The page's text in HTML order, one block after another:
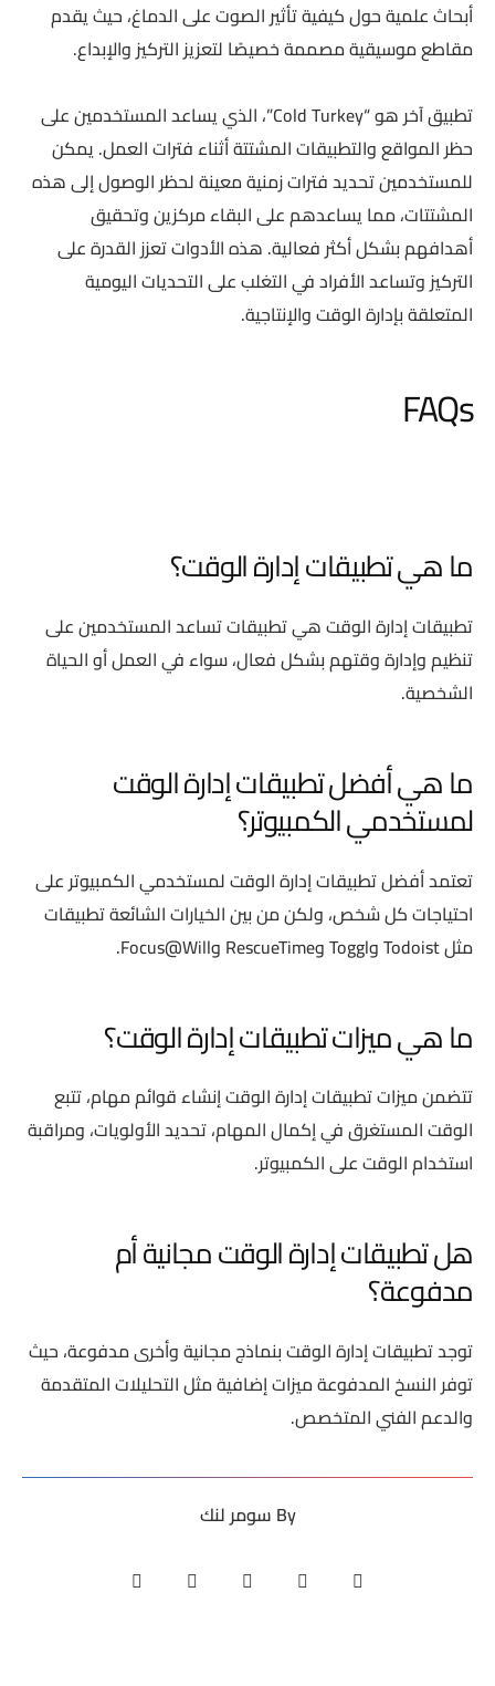
أبحاث علمية حول كيفية تأثير الصوت على الدماغ، حيث يقدم
مقاطع موسيقية مصممة خصيصًا لتعزيز التركيز والإبداع.
تطبيق آخر هو “Cold Turkey”، الذي يساعد المستخدمين على
حظر المواقع والتطبيقات المشتتة أثناء فترات العمل. يمكن
للمستخدمين تحديد فترات زمنية معينة لحظر الوصول إلى هذه
المشتتات، مما يساعدهم على البقاء مركزين وتحقيق
أهدافهم بشكل أكثر فعالية. هذه الأدوات تعزز القدرة على
التركيز وتساعد الأفراد في التغلب على التحديات اليومية
المتعلقة بإدارة الوقت والإنتاجية.
FAQs
ما هي تطبيقات إدارة الوقت؟
تطبيقات إدارة الوقت هي تطبيقات تساعد المستخدمين على
تنظيم وإدارة وقتهم بشكل فعال، سواء في العمل أو الحياة
الشخصية.
ما هي أفضل تطبيقات إدارة الوقت
لمستخدمي الكمبيوتر؟
تعتمد أفضل تطبيقات إدارة الوقت لمستخدمي الكمبيوتر على
احتياجات كل شخص، ولكن من بين الخيارات الشائعة تطبيقات
مثل Todoist وToggl وRescueTime وFocus@Will.
ما هي ميزات تطبيقات إدارة الوقت؟
تتضمن ميزات تطبيقات إدارة الوقت إنشاء قوائم مهام، تتبع
الوقت المستغرق في إكمال المهام، تحديد الأولويات، ومراقبة
استخدام الوقت على الكمبيوتر.
هل تطبيقات إدارة الوقت مجانية أم
مدفوعة؟
توجد تطبيقات إدارة الوقت بنماذج مجانية وأخرى مدفوعة، حيث
توفر النسخ المدفوعة ميزات إضافية مثل التحليلات المتقدمة
والدعم الفني المتخصص.
By سومر لنك